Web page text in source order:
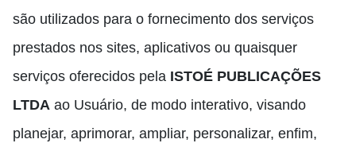
são utilizados para o fornecimento dos serviços
prestados nos sites, aplicativos ou quaisquer
serviços oferecidos pela ISTOÉ PUBLICAÇÕES
LTDA ao Usuário, de modo interativo, visando
planejar, aprimorar, ampliar, personalizar, enfim,